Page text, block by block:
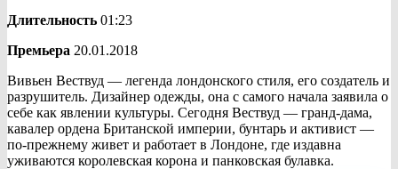
Длительность 01:23
Премьера 20.01.2018
Вивьен Вествуд — легенда лондонского стиля, его создатель и
разрушитель. Дизайнер одежды, она с самого начала заявила о
себе как явлении культуры. Сегодня Вествуд — гранд-дама,
кавалер ордена Британской империи, бунтарь и активист —
по-прежнему живет и работает в Лондоне, где издавна
уживаются королевская корона и панковская булавка.